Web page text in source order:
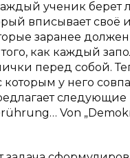
ученик берет
вписывает
заранее
как каждый
перед собой.
которым у него
Von